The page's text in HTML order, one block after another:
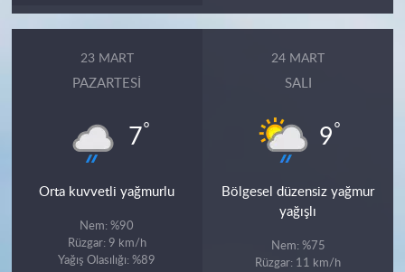
23 MART
PAZARTESI
7°
Orta kuvvetli yağmurlu
Nem: %90
Rüzgar: 9 km/h
Yağış Olasılığı: %89
24 MART
SALI
9°
Bölgesel düzensiz yağmur
yağışlı
Nem: %75
Rüzgar: 11 km/h